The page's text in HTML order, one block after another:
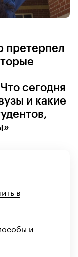
претерпел
сегодня
и какие
в
и